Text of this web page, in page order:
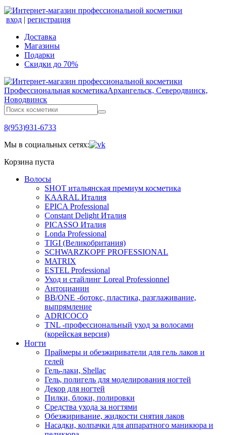
вход | регистрация
Доставка
Магазины
Подарки
Скидки до 70%
Профессиональная косметикаАрхангельск, Северодвинск,
Новодвинск
8(953)931-6733
Мы в социальных сетях:
Корзина пуста
Волосы
SHOT итальянская премиум косметика
KAARAL Италия
EPICA Professional
Constant Delight Италия
PICASSO Италия
Londa Professional
TIGI (Великобритания)
SCHWARZKOPF PROFESSIONAL
MATRIX
ESTEL Professional
Уход и стайлинг Loreal Professionnel
Антоцианин
BB/ONE -ботокс, пластика, разглаживание,
выпрямление
ADRICOCO
TNL -профессиональный уход за волосами
(корейская версия)
Ногти
Праймеры и обезжириватели для гель лаков и
гелей
Гель-лаки, Shellac
Гель, полигель для моделирования ногтей
Декор для ногтей
Пилки, блоки, полировки
Средства ухода за ногтями
Обезжиривание, жидкости снятия лаков
Насадки, колпачки для аппаратного маникюра и